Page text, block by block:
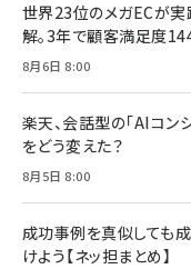
￥
る時
￥
￥
年後
ママ
組織
￥
￥
世界23位のメガECが実
解。3年で顧客満足度
8月6日 8:00
楽天、会話型の「AIコン
をどう変えた？
8月5日 8:00
成功事例を真似しても
けよう【ネッ担まとめ】